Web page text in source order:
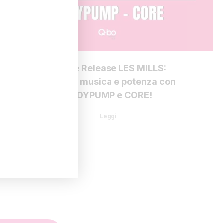
Nuove Release LES MILLS:
energia, musica e potenza con
BODYPUMP e CORE!
Leggi